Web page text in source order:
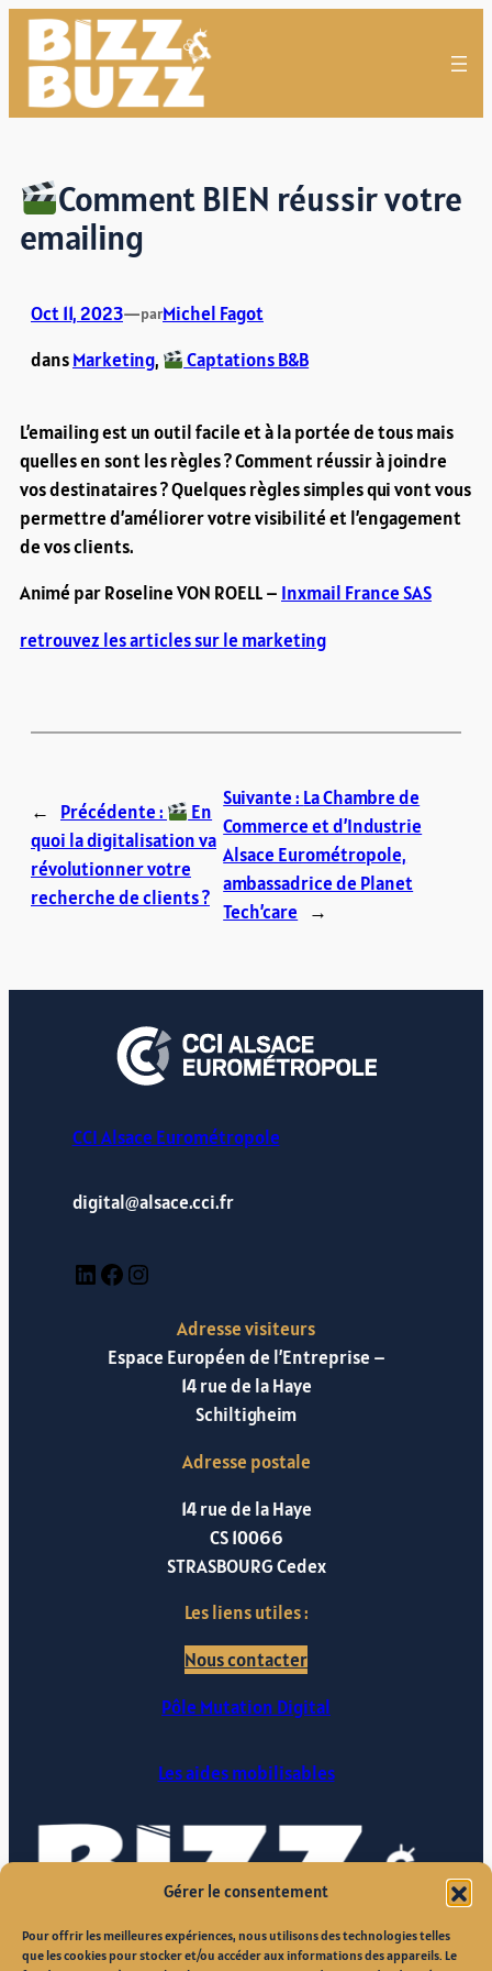
Gérer le consentement
Pour offrir les meilleures expériences, nous utilisons des technologies telles
que les cookies pour stocker et/ou accéder aux informations des appareils. Le
Aller
contenu
Comment BIEN réussir votre
emailing
Oct 11, 2023—parMichel Fagot
dansMarketing, Captations B&B
L’emailing est un outil facile et à la portée de tous mais
quelles en sont les règles ? Comment réussir à joindre
vos destinataires ? Quelques règles simples qui vont vous
permettre d’améliorer votre visibilité et l’engagement
de vos clients.
Animé par Roseline VON ROELL – Inxmail France SAS
retrouvez les articles sur le marketing
← Précédente :
En
quoi la digitalisation va
révolutionner votre
recherche de clients ?
Suivante : La Chambre de
Commerce et d’Industrie
Alsace Eurométropole,
ambassadrice de Planet
Tech’care
→
CCI Alsace Eurométropole
digital@alsace.cci.fr
LinkedIn Facebook Instagram
Adresse visiteurs
Espace Européen de l’Entreprise –
14 rue de la Haye
Schiltigheim
Adresse postale
14 rue de la Haye
CS 10066
STRASBOURG Cedex
Les liens utiles :
Nous contacter
Pôle Mutation Digital
Les aides mobilisables